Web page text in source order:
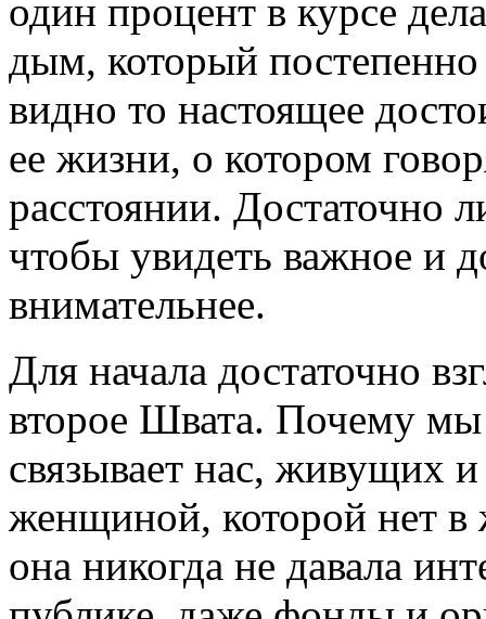
один процент в курсе
дым, который постепенно
видно то настоящее
ее жизни, о котором
расстоянии. Достаточно
чтобы увидеть важное и
внимательнее.
Для начала достаточно
второе Швата. Почему мы
связывает нас, живущих
женщиной, которой нет
она никогда не давала